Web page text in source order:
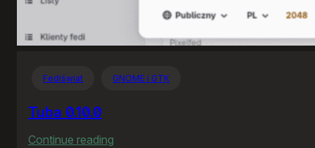
Fediświat GNOME i GTK
Tuba 0.10.0
Continue reading